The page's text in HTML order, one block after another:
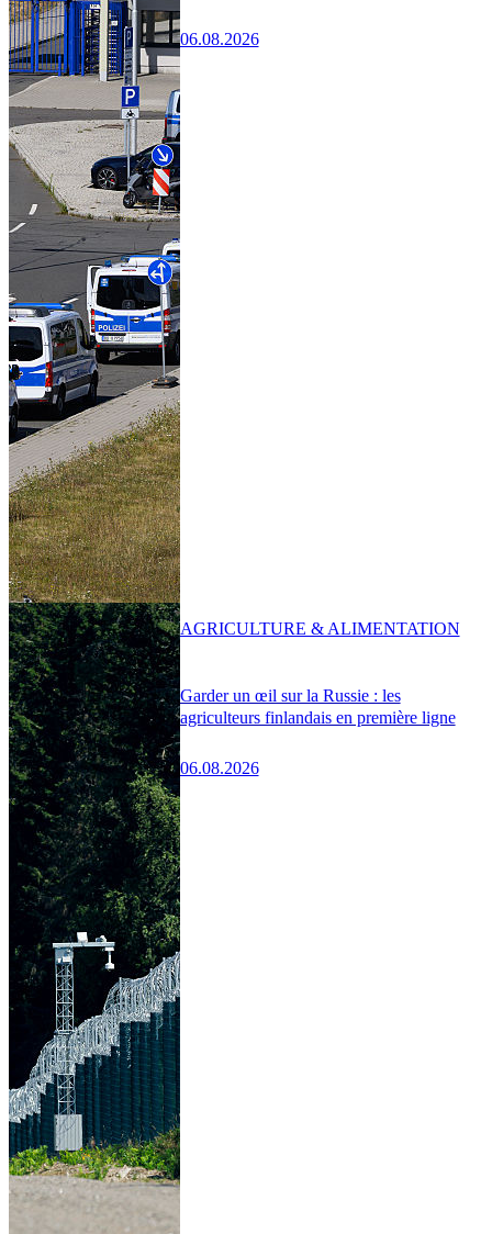
06.08.2026
Garder un œil sur la Russie : les
agriculteurs finlandais en première ligne
06.08.2026
AGRICULTURE & ALIMENTATION